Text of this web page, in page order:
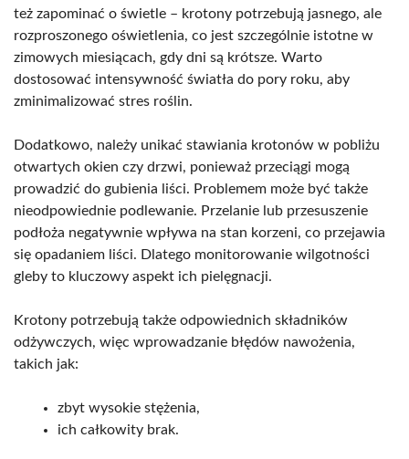
też zapominać o świetle – krotony potrzebują jasnego, ale
rozproszonego oświetlenia, co jest szczególnie istotne w
zimowych miesiącach, gdy dni są krótsze. Warto
dostosować intensywność światła do pory roku, aby
zminimalizować stres roślin.
Dodatkowo, należy unikać stawiania krotonów w pobliżu
otwartych okien czy drzwi, ponieważ przeciągi mogą
prowadzić do gubienia liści. Problemem może być także
nieodpowiednie podlewanie. Przelanie lub przesuszenie
podłoża negatywnie wpływa na stan korzeni, co przejawia
się opadaniem liści. Dlatego monitorowanie wilgotności
gleby to kluczowy aspekt ich pielęgnacji.
Krotony potrzebują także odpowiednich składników
odżywczych, więc wprowadzanie błędów nawożenia,
takich jak:
zbyt wysokie stężenia,
ich całkowity brak.